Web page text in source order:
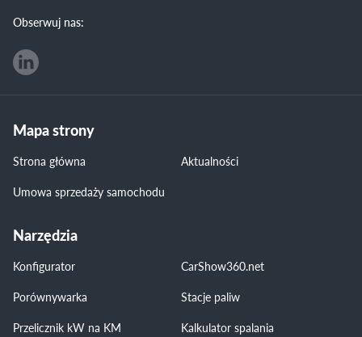
Obserwuj nas:
Mapa strony
Strona główna
Aktualności
Umowa sprzedaży samochodu
Narzędzia
Konfigurator
CarShow360.net
Porównywarka
Stacje paliw
Przelicznik kW na KM
Kalkulator spalania